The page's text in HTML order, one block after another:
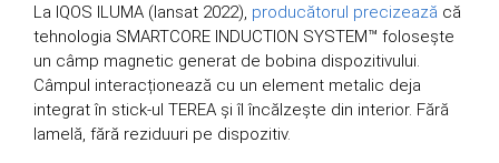
La IQOS ILUMA (lansat 2022), producătorul precizează că
tehnologia SMARTCORE INDUCTION SYSTEM™ folosește
un câmp magnetic generat de bobina dispozitivului.
Câmpul interacționează cu un element metalic deja
integrat în stick-ul TEREA și îl încălzește din interior. Fără
lamelă, fără reziduuri pe dispozitiv.